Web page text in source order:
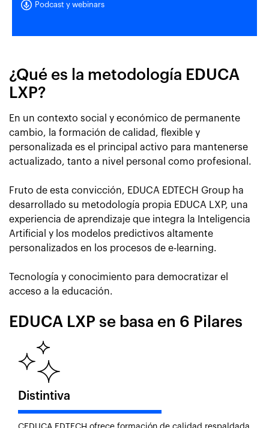
Podcast y webinars
¿Qué es la metodología EDUCA
LXP?
En un contexto social y económico de permanente
cambio, la formación de calidad, flexible y
personalizada es el principal activo para mantenerse
actualizado, tanto a nivel personal como profesional.
Fruto de esta convicción, EDUCA EDTECH Group ha
desarrollado su metodología propia EDUCA LXP, una
experiencia de aprendizaje que integra la Inteligencia
Artificial y los modelos predictivos altamente
personalizados en los procesos de e-learning.
Tecnología y conocimiento para democratizar el
acceso a la educación.
EDUCA LXP se basa en 6 Pilares
Distintiva